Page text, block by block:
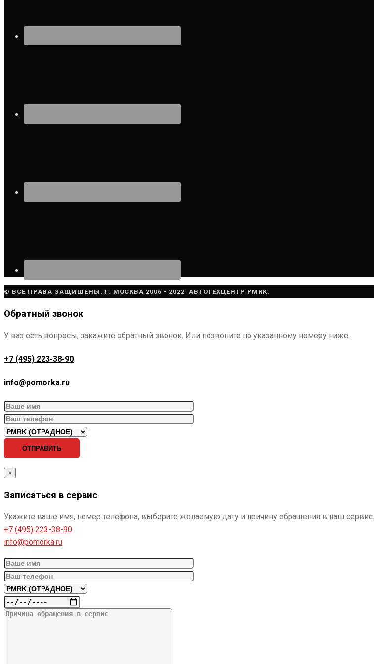
© ВСЕ ПРАВА ЗАЩИЩЕНЫ. Г. МОСКВА 2006 - 2022 АВТОТЕХЦЕНТР PMRK.
Обратный звонок
У ваз есть вопросы, закажите обратный звонок. Или позвоните по указанному номеру ниже.
+7 (495) 223-38-90
info@pomorka.ru
×
Записаться в сервис
Укажите ваше имя, номер телефона, выберите желаемую дату и причину обращения в наш сервис.
+7 (495) 223-38-90
info@pomorka.ru